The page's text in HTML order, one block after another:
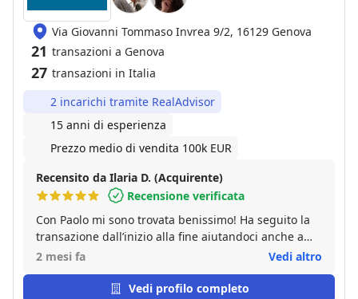
Via Giovanni Tommaso Invrea 9/2, 16129 Genova
21 transazioni a Genova
27 transazioni in Italia
2 incarichi tramite RealAdvisor
15 anni di esperienza
Prezzo medio di vendita 100k EUR
Recensito da Ilaria D. (Acquirente)
Recensione verificata
Con Paolo mi sono trovata benissimo! Ha seguito la
transazione dall’inizio alla fine aiutandoci anche a
trovare il miglior compromesso per entrambe le
compravendita. Durante il preliminare e il rogito ci
2 mesi fa Vedi altro
Vedi profilo completo